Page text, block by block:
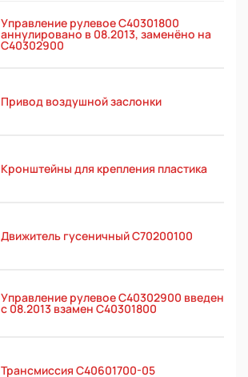
Управление рулевое С40301800
аннулировано в 08.2013, заменёно на
С40302900
Привод воздушной заслонки
Кронштейны для крепления пластика
Движитель гусеничный C70200100
Управление рулевое С40302900 введено
с 08.2013 взамен С40301800
Трансмиссия С40601700-05